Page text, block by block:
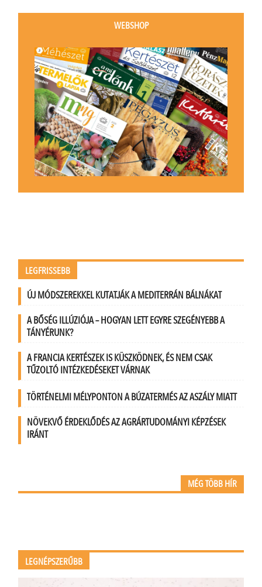
WEBSHOP
LEGFRISSEBB
ÚJ MÓDSZEREKKEL KUTATJÁK A MEDITERRÁN BÁLNÁKAT
A BŐSÉG ILLÚZIÓJA – HOGYAN LETT EGYRE SZEGÉNYEBB A
TÁNYÉRUNK?
A FRANCIA KERTÉSZEK IS KÜSZKÖDNEK, ÉS NEM CSAK
TŰZOLTÓ INTÉZKEDÉSEKET VÁRNAK
TÖRTÉNELMI MÉLYPONTON A BÚZATERMÉS AZ ASZÁLY MIATT
NÖVEKVŐ ÉRDEKLŐDÉS AZ AGRÁRTUDOMÁNYI KÉPZÉSEK
IRÁNT
MÉG TÖBB HÍR
LEGNÉPSZERŰBB